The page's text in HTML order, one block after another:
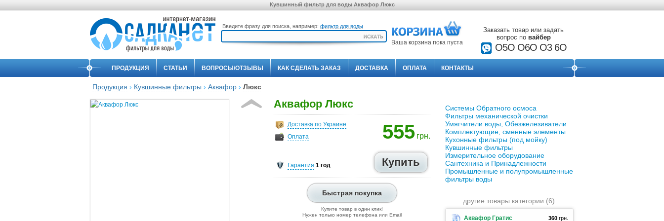
Кувшинный фильтр для воды Аквафор Люкс
Введите фразу для поиска, например: фильтр для воды
Ваша корзина пока пуста
Заказать товар или задать
вопрос по вайбер
О5О O6O O3 6O
ПРОДУКЦИЯ СТАТЬИ ВОПРОСЫ/ОТЗЫВЫ КАК СДЕЛАТЬ ЗАКАЗ ДОСТАВКА ОПЛАТА КОНТАКТЫ
Продукция › Кувшинные фильтры › Аквафор › Люкс
Аквафор Люкс
Доставка по Украине
Оплата
Гарантия 1 год
555 грн.
Быстрая покупка
Купите товар в один клик!
Нужен только номер телефона или Email
Системы Обратного осмоса
Фильтры механической очистки
Умягчители воды, Обезжелезиватели
Комплектующие, сменные элементы
Кухонные фильтры (под мойку)
Кувшинные фильтры
Измерительное оборудование
Сантехника и Принадлежности
Промышленные и полупромышленные
фильтры воды
другие товары категории (6)
Аквафор Гратис 360 грн.